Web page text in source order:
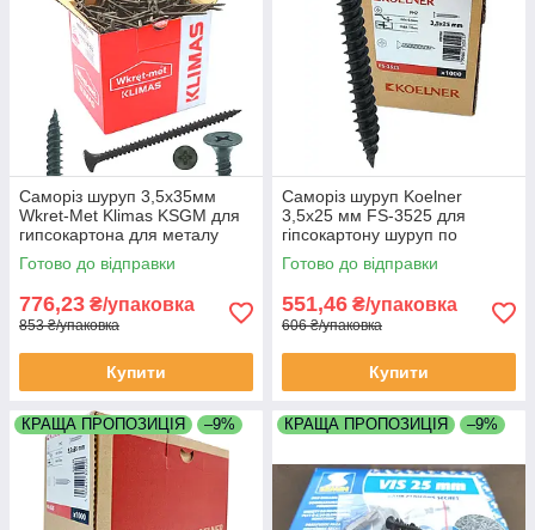
Саморіз шуруп 3,5х35мм
Wkret-Met Klimas KSGM для
гипсокартона для металу
коробка 1000 штук
Готово до відправки
776,23 ₴/упаковка
853 ₴/упаковка
Купити
Саморіз шуруп Koelner
3,5х25 мм FS-3525 для
гіпсокартону шуруп по
металу упаковка 1000 штук
(Кельнер) Польща
Готово до відправки
551,46 ₴/упаковка
606 ₴/упаковка
Купити
КРАЩА ПРОПОЗИЦІЯ –9% КРАЩА ПРОПОЗИЦІЯ –9%